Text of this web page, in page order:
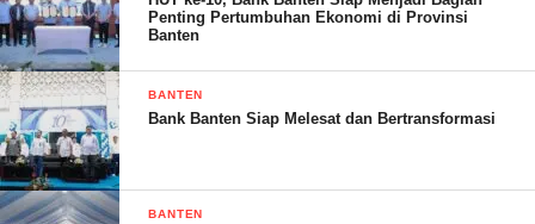
Penting Pertumbuhan Ekonomi di Provinsi
Banten
BANTEN
Bank Banten Siap Melesat dan Bertransformasi
BANTEN